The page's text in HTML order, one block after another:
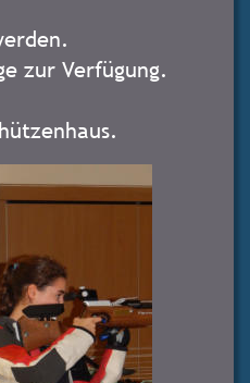
zur Verfügung.